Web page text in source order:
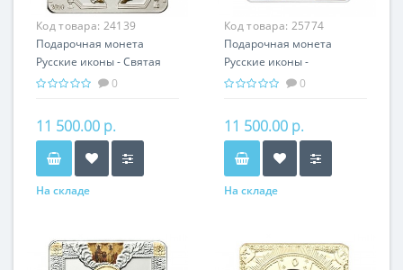
Код товара: 24139
Подарочная монета
Русские иконы - Святая
Троица серебро 25.00 гр -
0
11 500.00 р.
На складе
Код товара: 25774
Подарочная монета
Русские иконы -
Семистрельная серебро
подарок
0
11 500.00 р.
На складе